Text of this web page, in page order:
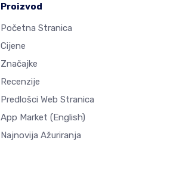
Proizvod
Početna Stranica
Cijene
Značajke
Recenzije
Predlošci Web Stranica
App Market (English)
Najnovija Ažuriranja